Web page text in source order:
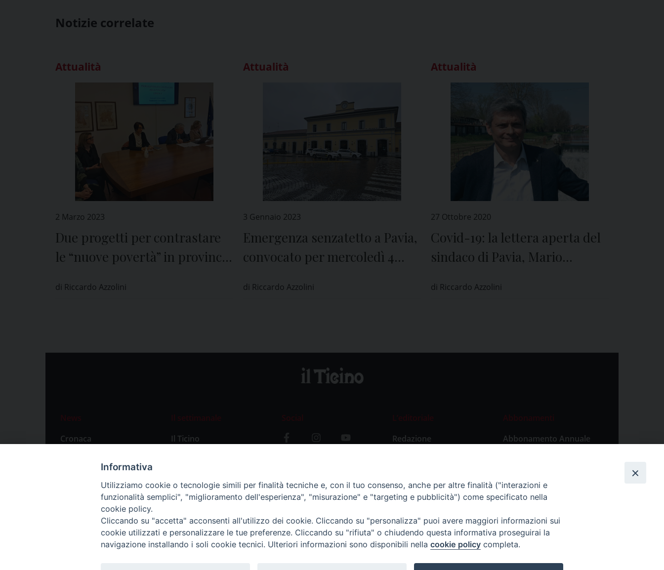
Notizie correlate
Attualità
2 Marzo 2023
Due progetti per contrastare
le “nuove povertà” in provincia
di Riccardo Azzolini
Attualità
3 Gennaio 2023
Emergenza senzatetto a Pavia,
convocato per mercoledì 4
fragilità”
di Riccardo Azzolini
Attualità
27 Ottobre 2020
Covid-19: la lettera aperta del
sindaco di Pavia, Mario
Giuseppe Conte
di Riccardo Azzolini
News
Cronaca
Primo Piano
Il settimanale
Il Ticino
Social
L’editoriale
Redazione
Abbonamenti
Abbonamento Annuale
Abbonamento Singola
Informativa
Utilizziamo cookie o tecnologie simili per finalità tecniche e, con il tuo consenso, anche per altre finalità ("interazioni e
funzionalità semplici", "miglioramento dell'esperienza", "misurazione" e "targeting e pubblicità") come specificato nella
cookie policy.
Cliccando su "accetta" acconsenti all'utilizzo dei cookie. Cliccando su "personalizza" puoi avere maggiori informazioni sui
cookie utilizzati e personalizzare le tue preferenze. Cliccando su "rifiuta" o chiudendo questa informativa proseguirai la
navigazione installando i soli cookie tecnici. Ulteriori informazioni sono disponibili nella cookie policy completa.